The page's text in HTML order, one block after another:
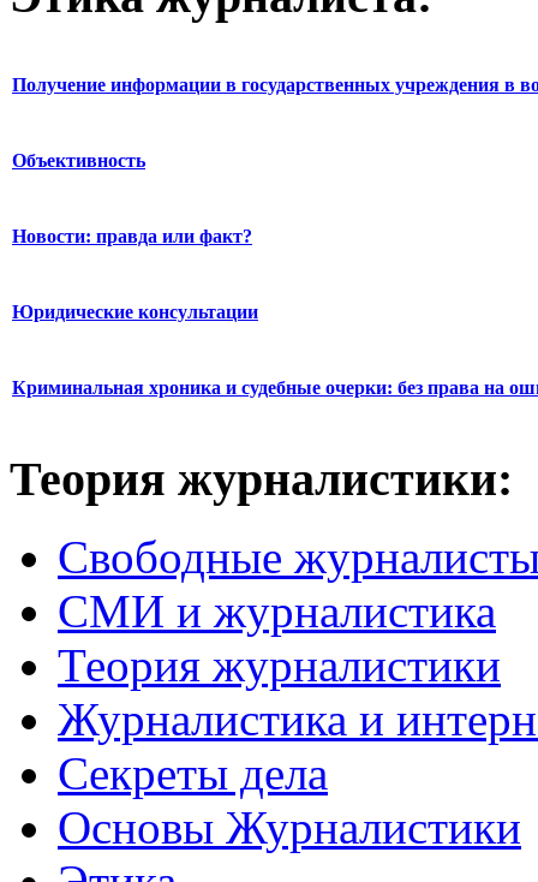
Получение информации в государственных учреждения в
Объективность
Новости: правда или факт?
Юридические консультации
Криминальная хроника и судебные очерки: без права на
Теория журналистики:
Свободные
СМИ и журналистика
Теория журналистики
Журналистика и
Секреты дела
Основы Журналистики